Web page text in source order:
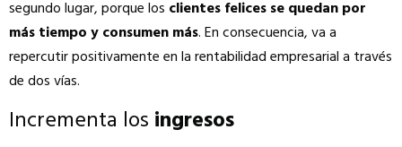
segundo lugar, porque los clientes felices se quedan por
más tiempo y consumen más. En consecuencia, va a
repercutir positivamente en la rentabilidad empresarial a través
de dos vías.
Incrementa los ingresos